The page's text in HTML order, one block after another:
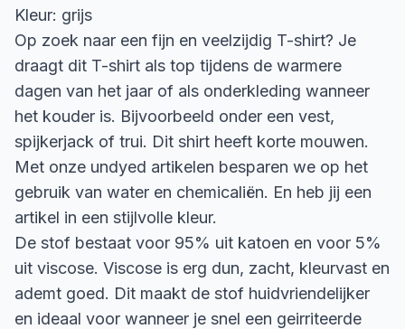
Kleur: grijs
Op zoek naar een fijn en veelzijdig T-shirt? Je
draagt dit T-shirt als top tijdens de warmere
dagen van het jaar of als onderkleding wanneer
het kouder is. Bijvoorbeeld onder een vest,
spijkerjack of trui. Dit shirt heeft korte mouwen.
Met onze undyed artikelen besparen we op het
gebruik van water en chemicaliën. En heb jij een
artikel in een stijlvolle kleur.
De stof bestaat voor 95% uit katoen en voor 5%
uit viscose. Viscose is erg dun, zacht, kleurvast en
ademt goed. Dit maakt de stof huidvriendelijker
en ideaal voor wanneer je snel een geirriteerde